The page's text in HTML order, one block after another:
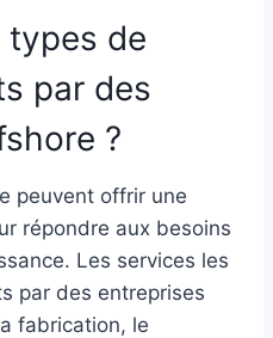
types de
par des
?
peuvent offrir une
répondre aux besoins
Les services les
par des entreprises
fabrication, le